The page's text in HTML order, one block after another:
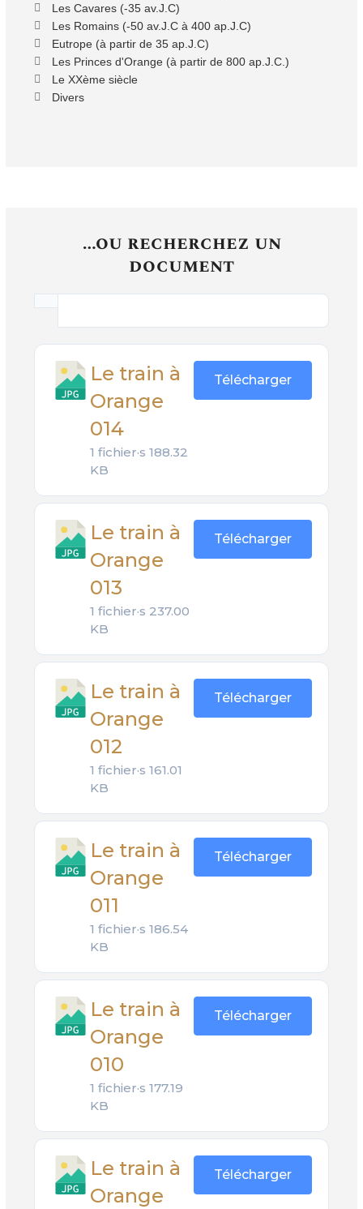
Les Cavares (-35 av.J.C)
Les Romains (-50 av.J.C à 400 ap.J.C)
Eutrope (à partir de 35 ap.J.C)
Les Princes d'Orange (à partir de 800 ap.J.C.)
Le XXème siècle
Divers
…ou recherchez un
document
Le train à
Orange
014
1 fichier·s188.32
KB
Télécharger
Le train à
Orange
013
1 fichier·s 237.00
KB
Télécharger
Le train à
Orange
012
1 fichier·s161.01
KB
Télécharger
Le train à
Orange
011
1 fichier·s186.54
KB
Télécharger
Le train à
Orange
010
1 fichier·s177.19
KB
Télécharger
Le train à
Orange
Télécharger